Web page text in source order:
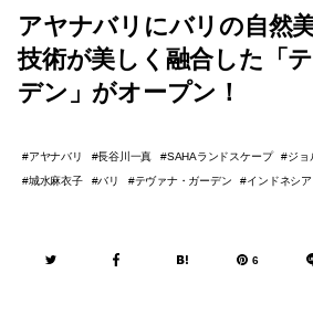
アヤナバリにバリの自然
技術が美しく融合した「
デン」がオープン！
アヤナバリ 長谷川一真 SAHAランドスケープ ジョ
城水麻衣子
バリ テヴァナ・ガーデン インドネシア
6